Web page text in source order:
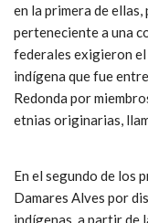
en la primera de
perteneciente a una
federales exigieron el
indígena que fue
Redonda por
etnias originarias,
En el segundo de los
Damares Alves por
indígenas, a partir de